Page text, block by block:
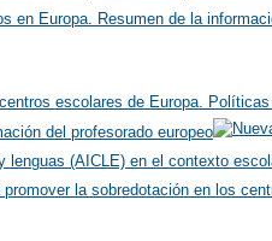
en Europa. Resumen de la
escolares de Europa.
del profesorado europeo
lenguas (AICLE) en el contexto
la sobredotación en los